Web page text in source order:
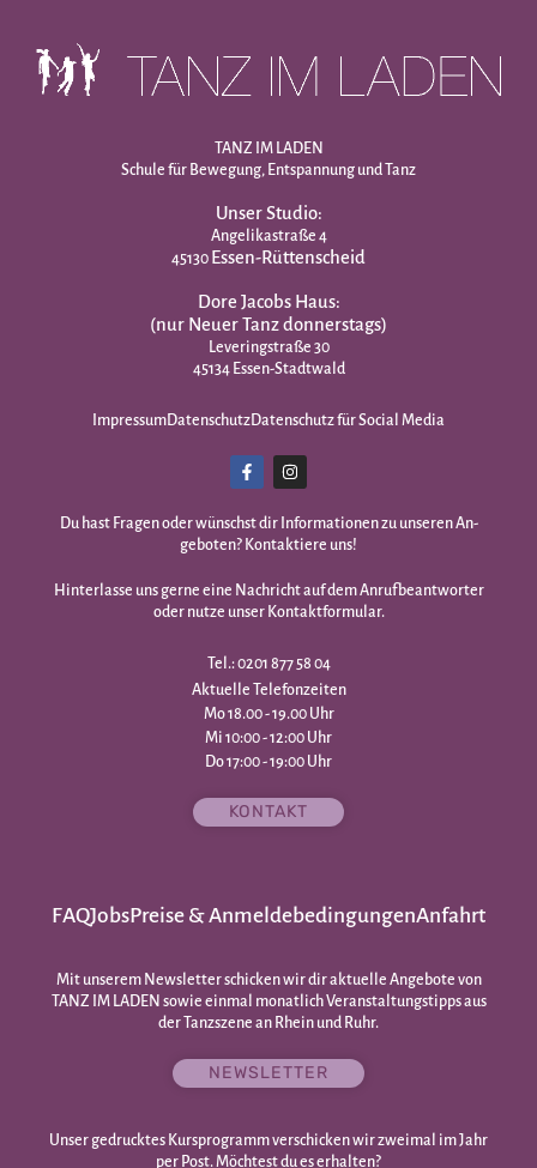
TANZ IM LADEN
Schule für Bewegung, Entspannung und Tanz
Unser Studio:
Angelikastraße 4
45130 Essen-Rüttenscheid
Dore Jacobs Haus:
(nur Neuer Tanz donnerstags)
Leveringstraße 30
45134 Essen-Stadtwald
ImpressumDatenschutzDatenschutz für Social Media
Du hast Fragen oder wünschst dir Infor­mationen zu unseren An­
geboten? Kontaktiere uns!
Hinterlasse uns gerne eine Nachricht auf dem Anrufbeantworter
oder nutze unser Kontaktformular.
Tel.: 0201 877 58 04
Aktuelle Telefonzeiten
Mo 18.00 - 19.00 Uhr
Mi 10:00 - 12:00 Uhr
Do 17:00 - 19:00 Uhr
KONTAKT
FAQJobsPreise & AnmeldebedingungenAnfahrt
Mit unserem Newsletter schicken wir dir aktuelle Angebote von
TANZ IM LADEN sowie einmal monatlich Veranstaltungstipps aus
der Tanzszene an Rhein und Ruhr.
NEWSLETTER
Unser gedrucktes Kursprogramm verschicken wir zweimal im Jahr
per Post. Möchtest du es erhalten?